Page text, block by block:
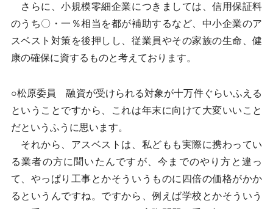
さらに、小規模零細企業につきましては、信用保証料
のうち〇・一％相当を都が補助するなど、中小企業のア
スベスト対策を後押しし、従業員やその家族の生命、健
康の確保に資するものと考えております。
○松原委員 融資が受けられる対象が十万件ぐらいふえる
ということですから、これは年末に向けて大変いいこと
だというふうに思います。
それから、アスベストは、私どもも実際に携わってい
る業者の方に聞いたんですが、今までのやり方と違っ
て、やっぱり工事とかそういうものに四倍の価格がかか
るというんですね。ですから、例えば学校とかそういう